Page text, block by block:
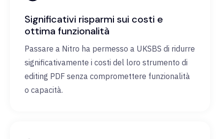
Significativi risparmi sui costi e
ottima funzionalità
Passare a Nitro ha permesso a UKSBS di ridurre
significativamente i costi del loro strumento di
editing PDF senza compromettere funzionalità
o capacità.